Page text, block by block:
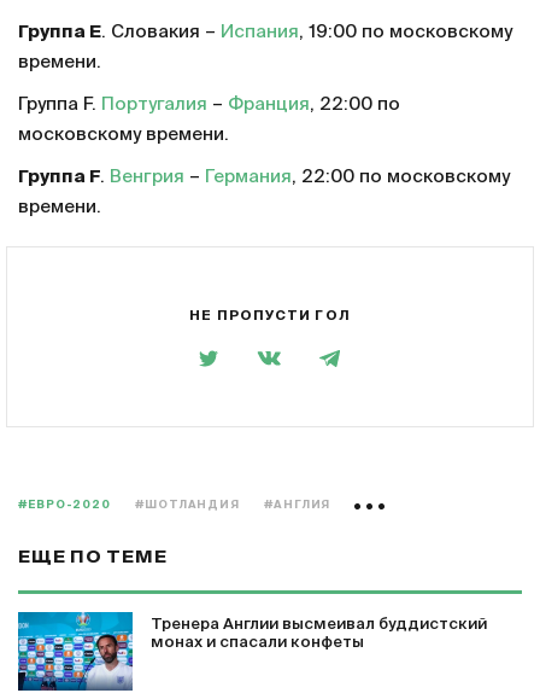
Группа Е. Словакия – Испания, 19:00 по московскому
времени.
Группа F. Португалия – Франция, 22:00 по
московскому времени.
Группа F. Венгрия – Германия, 22:00 по московскому
времени.
НЕ ПРОПУСТИ ГОЛ
#ЕВРО-2020 #ШОТЛАНДИЯ #АНГЛИЯ
ЕЩЕ ПО ТЕМЕ
Тренера Англии высмеивал буддистский
монах и спасали конфеты